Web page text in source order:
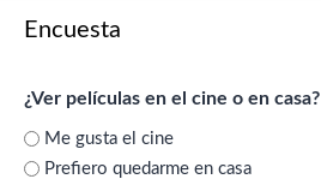
Encuesta
¿Ver películas en el cine o en casa?
Me gusta el cine
Prefiero quedarme en casa